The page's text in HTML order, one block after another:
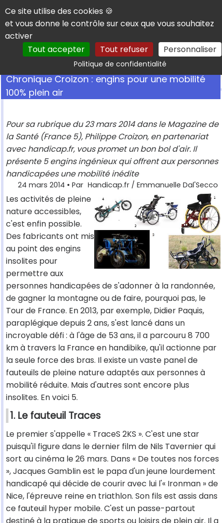
Panneau de gestion des cookies
Ce site utilise des cookies 🍪
et vous donne le contrôle sur ceux que vous souhaitez
activer
Tout accepter
Tout refuser Personnaliser
Politique de confidentialitéRechercher
Chronique Croizon : engins pour une mobilité
100% plein air
Pour sa rubrique du 23 mars 2014 dans le Magazine de
la Santé (France 5), Philippe Croizon, en partenariat
avec handicap.fr, vous promet un bon bol d'air. Il
présente 5 engins ingénieux qui offrent aux personnes
handicapées une mobilité inédite
24 mars 2014 • Par Handicap.fr / Emmanuelle Dal'Secco
Les activités de pleine
nature accessibles,
c'est enfin possible.
Des fabricants ont mis
au point des engins
insolites pour
permettre aux
personnes handicapées de s'adonner à la randonnée,
de gagner la montagne ou de faire, pourquoi pas, le
Tour de France. En 2013, par exemple, Didier Paquis,
paraplégique depuis 2 ans, s'est lancé dans un
incroyable défi : à l'âge de 53 ans, il a parcouru 8 700
km à travers la France en handibike, qu'il actionne par
la seule force des bras. Il existe un vaste panel de
fauteuils de pleine nature adaptés aux personnes à
mobilité réduite. Mais d'autres sont encore plus
insolites. En voici 5.
1. Le fauteuil Traces
Le premier s'appelle « TraceS 2KS ». C'est une star
puisqu'il figure dans le dernier film de Nils Tavernier qui
sort au cinéma le 26 mars. Dans « De toutes nos forces
», Jacques Gamblin est le papa d'un jeune lourdement
handicapé qui décide de courir avec lui l'« Ironman » de
Nice, l'épreuve reine en triathlon. Son fils est assis dans
ce fauteuil hyper mobile. C'est un passe-partout